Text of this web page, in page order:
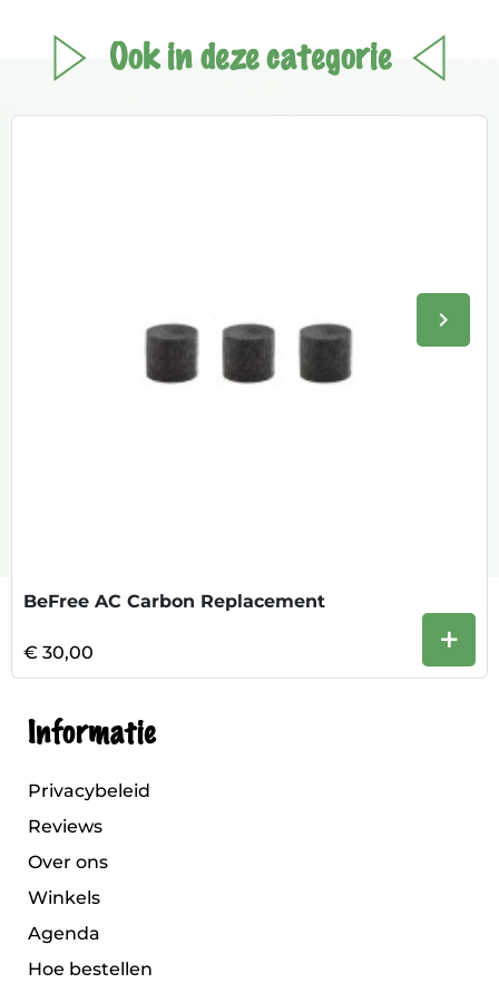
Ook in deze categorie
keyboard_arrow_right
BeFree AC Carbon Replacement
€ 30,00 +
Informatie
Privacybeleid
Reviews
Over ons
Winkels
Agenda
Hoe bestellen